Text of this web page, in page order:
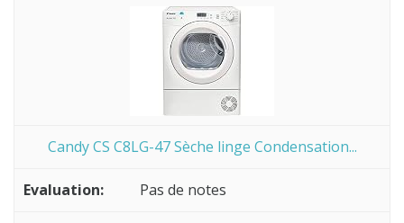
Candy CS C8LG-47 Sèche linge Condensation...
Pas de notes